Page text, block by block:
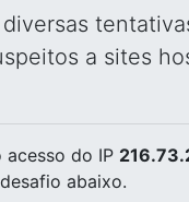
a sites
acesso do IP
abaixo.